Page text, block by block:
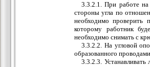
3.3.2.1. При работе
стороны угла по
необходимо
которому работник
необходимо снимать с
3.3.2.2. На угловой
образованного
3.3.2.3.